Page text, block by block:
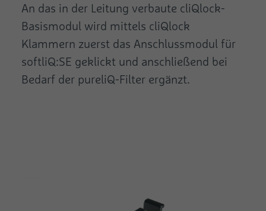
An das in der Leitung verbaute cliQlock-
Basismodul wird mittels cliQlock
Klammern zuerst das Anschlussmodul für
softliQ:SE geklickt und anschließend bei
Bedarf der pureliQ-Filter ergänzt.